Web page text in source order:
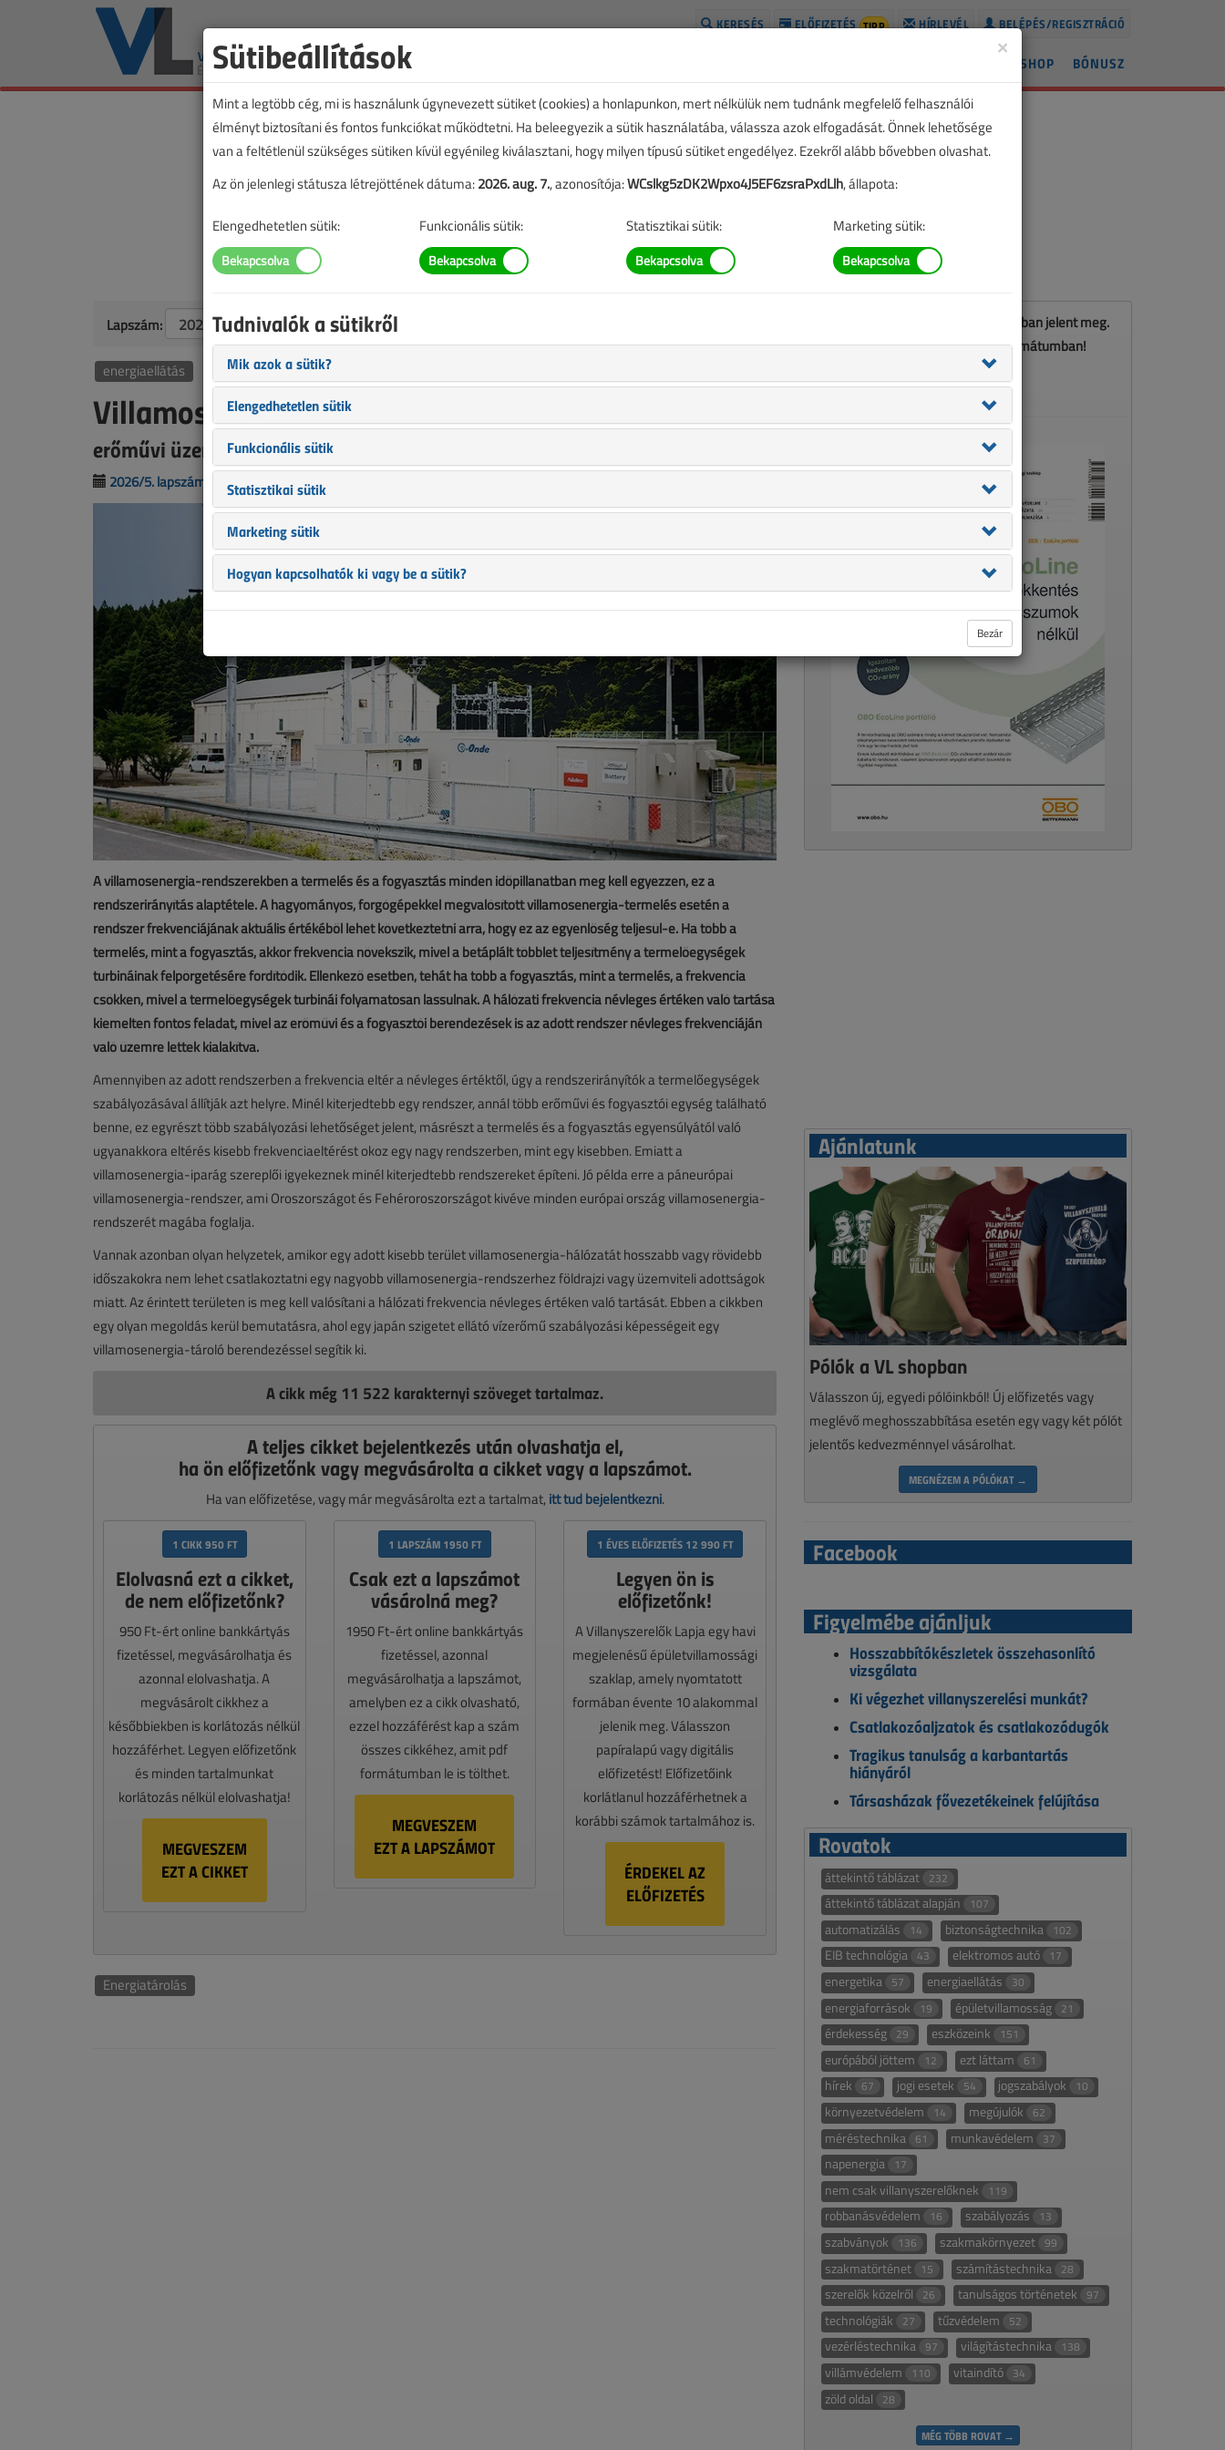
BELÉPÉS/REGISZTRÁCIÓ
HÍRLEVÉL
ELŐFIZETÉS TIPP
KERESÉS
BÓNUSZ
SHOP
Lapszám:
energiaellátás
Villamosenergia-tárolók alkalmazása
erőművi üzemállapotok és hálózati frekvencia optimalizálására
2026/5. lapszám Slezsák István
A villamosenergia-rendszerekben a termelés és a fogyasztás minden időpillanatban meg kell egyezzen, ez a
rendszerirányítás alaptétele. A hagyományos, forgógépekkel megvalósított villamosenergia-termelés esetén a
rendszer frekvenciájának aktuális értékéből lehet következtetni arra, hogy ez az egyenlőség teljesül-e. Ha több a
termelés, mint a fogyasztás, akkor frekvencia növekszik, mivel a betáplált többlet teljesítmény a termelőegységek
turbináinak felpörgetésére fordítódik. Ellenkező esetben, tehát ha több a fogyasztás, mint a termelés, a frekvencia
csökken, mivel a termelőegységek turbinái folyamatosan lassulnak. A hálózati frekvencia névleges értéken való tartása
kiemelten fontos feladat, mivel az erőművi és a fogyasztói berendezések is az adott rendszer névleges frekvenciáján
való üzemre lettek kialakítva.
Amennyiben az adott rendszerben a frekvencia eltér a névleges értéktől, úgy a rendszerirányítók a termelőegységek
szabályozásával állítják azt helyre. Minél kiterjedtebb egy rendszer, annál több erőművi és fogyasztói egység található
benne, ez egyrészt több szabályozási lehetőséget jelent, másrészt a termelés és a fogyasztás egyensúlyától való
ugyanakkora eltérés kisebb frekvenciaeltérést okoz egy nagy rendszerben, mint egy kisebben. Emiatt a
villamosenergia-iparág szereplői igyekeznek minél kiterjedtebb rendszereket építeni. Jó példa erre a páneurópai
villamosenergia-rendszer, ami Oroszországot és Fehéroroszországot kivéve minden európai ország villamosenergia-
rendszerét magába foglalja.
Vannak azonban olyan helyzetek, amikor egy adott kisebb terület villamosenergia-hálózatát hosszabb vagy rövidebb
időszakokra nem lehet csatlakoztatni egy nagyobb villamosenergia-rendszerhez földrajzi vagy üzemviteli adottságok
miatt. Az érintett területen is meg kell valósítani a hálózati frekvencia névleges értéken való tartását. Ebben a cikkben
egy olyan megoldás kerül bemutatásra, ahol egy japán szigetet ellátó vízerőmű szabályozási képességeit egy
villamosenergia-tároló berendezéssel segítik ki.
A cikk még 11 522 karakternyi szöveget tartalmaz.
A teljes cikket bejelentkezés után olvashatja el,
ha ön előfizetőnk vagy megvásárolta a cikket vagy a lapszámot.
Ha van előfizetése, vagy már megvásárolta ezt a tartalmat, itt tud bejelentkezni.
1 CIKK 950 FT
Elolvasná ezt a cikket,
de nem előfizetőnk?
950 Ft-ért online bankkártyás
fizetéssel, megvásárolhatja és
azonnal elolvashatja. A
megvásárolt cikkhez a
későbbiekben is korlátozás nélkül
hozzáférhet. Legyen előfizetőnk
és minden tartalmunkat
korlátozás nélkül elolvashatja!
MEGVESZEM
EZT A CIKKET
1 LAPSZÁM 1950 FT
Csak ezt a lapszámot
vásárolná meg?
1950 Ft-ért online bankkártyás
fizetéssel, azonnal
megvásárolhatja a lapszámot,
amelyben ez a cikk olvasható,
ezzel hozzáférést kap a szám
összes cikkéhez, amit pdf
formátumban le is tölthet.
MEGVESZEM
EZT A LAPSZÁMOT
1 ÉVES ELŐFIZETÉS 12 990 FT
Legyen ön is
előfizetőnk!
A Villanyszerelők Lapja egy havi
megjelenésű épületvillamossági
szaklap, amely nyomtatott
formában évente 10 alakommal
jelenik meg. Válasszon
papíralapú vagy digitális
előfizetést! Előfizetőink
korlátlanul hozzáférhetnek a
korábbi számok tartalmához is.
ÉRDEKEL AZ
ELŐFIZETÉS
Energiatárolás
Ez a cikk a VL 2026. májusi számában jelent meg.
Töltse le a lapszámot PDF formátumban!
LETÖLTÉS
Ajánlatunk
Pólók a VL shopban
Válasszon új, egyedi pólóinkból! Új előfizetés vagy
meglévő meghosszabbítása esetén egy vagy két pólót
jelentős kedvezménnyel vásárolhat.
MEGNÉZEM A PÓLÓKAT →
Facebook
Figyelmébe ajánljuk
Hosszabbítókészletek összehasonlító
vizsgálata
Ki végezhet villanyszerelési munkát?
Csatlakozóaljzatok és csatlakozódugók
Tragikus tanulság a karbantartás
hiányáról
Társasházak fővezetékeinek felújítása
Rovatok
áttekintő táblázat 232
áttekintő táblázat alapján 107
automatizálás 14 biztonságtechnika 102
EIB technológia 43 elektromos autó 17
energetika 57 energiaellátás 30
energiaforrások 19 épületvillamosság 21
érdekesség 29 eszközeink 151
európából jöttem 12 ezt láttam 61
hírek 67 jogi esetek 54 jogszabályok 10
környezetvédelem 14 megújulók 62
méréstechnika 61 munkavédelem 37
napenergia 17
nem csak villanyszerelőknek 119
robbanásvédelem 16 szabályozás 13
szabványok 136 szakmakörnyezet 99
szakmatörténet 15 számítástechnika 28
szerelők közelről 26 tanulságos történetek 97
technológiák 27 tűzvédelem 52
vezérléstechnika 97 világítástechnika 138
villámvédelem 110 vitaindító 34
zöld oldal 28
MÉG TÖBB ROVAT →
×
Sütibeállítások
Mint a legtöbb cég, mi is használunk úgynevezett sütiket (cookies) a honlapunkon, mert nélkülük nem tudnánk megfelelő felhasználói
élményt biztosítani és fontos funkciókat működtetni. Ha beleegyezik a sütik használatába, válassza azok elfogadását. Önnek lehetősége
van a feltétlenül szükséges sütiken kívül egyénileg kiválasztani, hogy milyen típusú sütiket engedélyez. Ezekről alább bővebben olvashat.
Az ön jelenlegi státusza létrejöttének dátuma:2026. aug. 7., azonosítója:WCslkg5zDK2Wpxo4J5EF6zsraPxdLlh, állapota:
Elengedhetetlen sütik: Funkcionális sütik: Statisztikai sütik: Marketing sütik:
Tudnivalók a sütikről
Mik azok a sütik?
Elengedhetetlen sütik
Funkcionális sütik
Statisztikai sütik
Marketing sütik
Hogyan kapcsolhatók ki vagy be a sütik?
Bezár